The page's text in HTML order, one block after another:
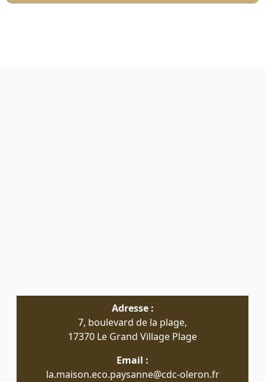
Adresse :
7, boulevard de la plage,
17370 Le Grand Village Plage
Email :
la.maison.eco.paysanne@cdc-oleron.fr